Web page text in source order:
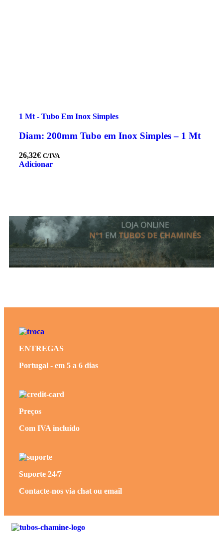
1 Mt - Tubo Em Inox Simples
Diam: 200mm Tubo em Inox Simples – 1 Mt
26,32€ C/IVA
Adicionar
ENTREGAS
Portugal - em 5 a 6 dias
Preços
Com IVA incluído
Suporte 24/7
Contacte-nos via chat ou email